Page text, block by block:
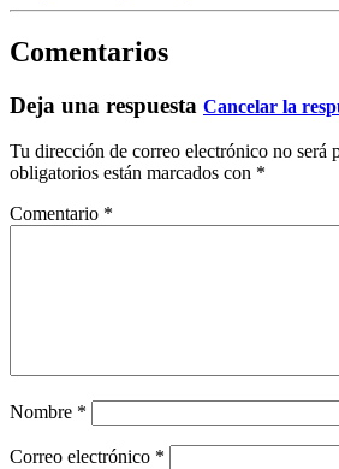
Comentarios
Deja una respuesta Cancelar la
Tu dirección de correo electrónico no será
obligatorios están marcados con *
Comentario *
Nombre *
Correo electrónico *